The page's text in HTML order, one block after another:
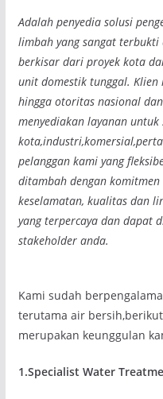
Adalah penyedia solusi
limbah yang sangat
berkisar dari proyek kota
unit domestik tunggal.
hingga otoritas nasional
menyediakan layanan untuk
pelanggan kami yang
ditambah dengan
keselamatan, kualitas dan
yang terpercaya dan dapat
stakeholder anda.
Kami sudah
terutama air
merupakan keunggulan
1.Specialist Water